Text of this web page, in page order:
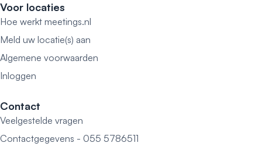
Voor locaties
Hoe werkt meetings.nl
Meld uw locatie(s) aan
Algemene voorwaarden
Inloggen
Contact
Veelgestelde vragen
Contactgegevens - 055 5786511